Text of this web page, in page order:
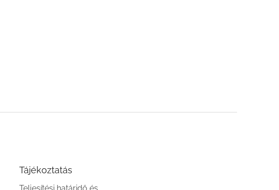
Tájékoztatás